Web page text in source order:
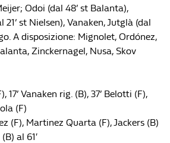
Odoi (dal 48’ st Balanta),
st Nielsen), Vanaken, Jutglà (dal
A disposizione: Mignolet, Ordónez,
Zinckernagel, Nusa, Skov
17’ Vanaken rig. (B), 37’ Belotti (F),
(F)
(F), Martinez Quarta (F), Jackers (B)
al 61′